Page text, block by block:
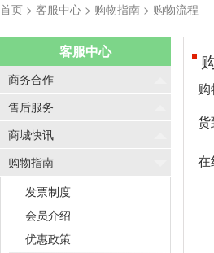
首页 > 客服中心 > 购物指南 > 购物流程
客服中心
商务合作
售后服务
商城快讯
购物指南
发票制度
会员介绍
优惠政策
购
货
在